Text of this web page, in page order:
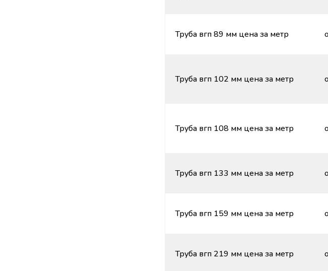
Труба вгп 89 мм цена за метр
Труба вгп 102 мм цена за метр
Труба вгп 108 мм цена за метр
Труба вгп 133 мм цена за метр
Труба вгп 159 мм цена за метр
Труба вгп 219 мм цена за метр